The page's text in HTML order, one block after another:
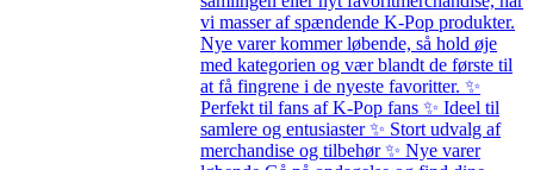
vi masser af spændende K-Pop produkter.
Nye varer kommer løbende, så hold øje
med kategorien og vær blandt de første til
at få fingrene i de nyeste favoritter. ✨
Perfekt til fans af K-Pop fans ✨ Ideel til
samlere og entusiaster ✨ Stort udvalg af
merchandise og tilbehør ✨ Nye varer